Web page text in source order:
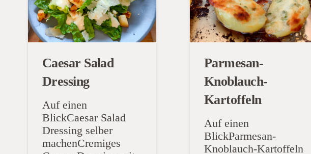
Caesar Salad
Dressing
Auf einen
BlickCaesar Salad
Dressing selber
machenCremiges
Parmesan-
Knoblauch-
Kartoffeln
Auf einen
BlickParmesan-
Knoblauch-Kartoffeln